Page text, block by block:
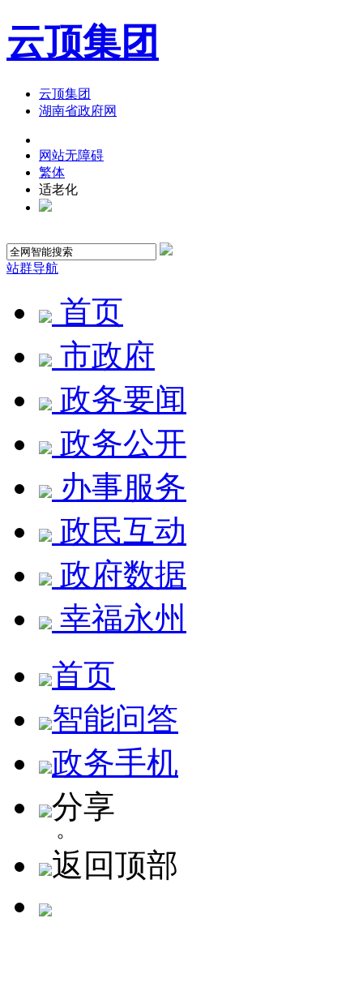
云顶集团
云顶集团
湖南省政府网
网站无障碍
繁体
适老化
站群导航
首页
市政府
政务要闻
政务公开
办事服务
政民互动
政府数据
幸福永州
首页
智能问答
政务手机
分享
返回顶部